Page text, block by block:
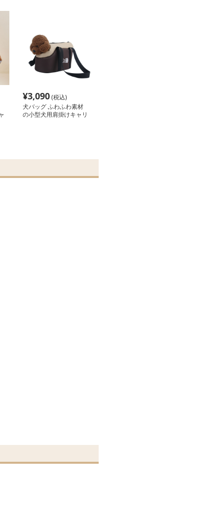
¥3,090(税込)
犬バッグ ふわふわ素材
の小型犬用肩掛けキャリ